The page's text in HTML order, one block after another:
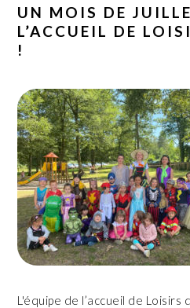
UN MOIS DE
L’ACCUEIL DE
!
L'équipe de l’accueil de Loisirs